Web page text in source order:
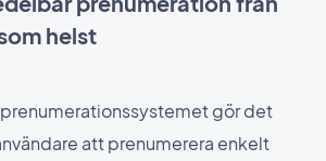
helst
gör det
att prenumerera enkelt